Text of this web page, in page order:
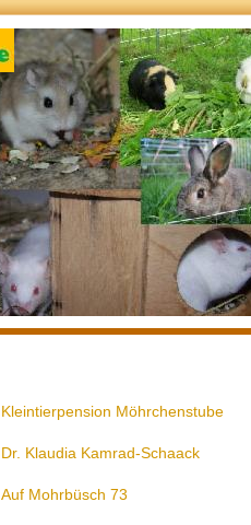
Kleintierpension Möhrchenstube
Dr. Klaudia Kamrad-Schaack
Auf Mohrbüsch 73